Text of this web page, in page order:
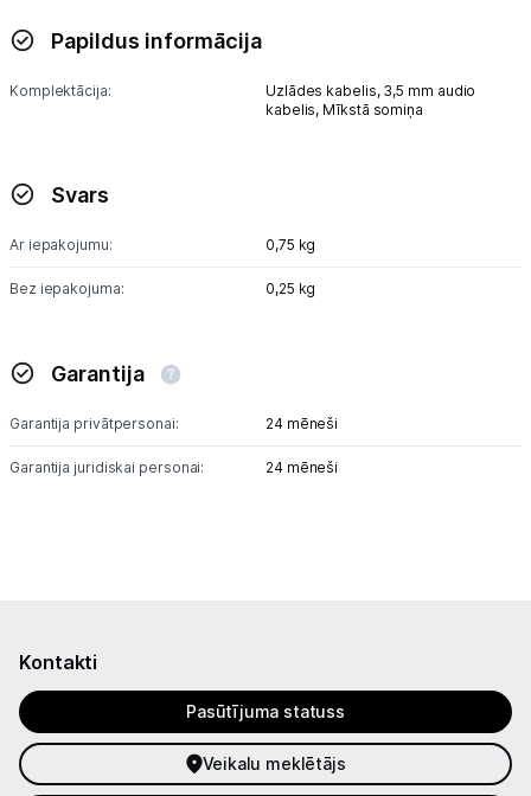
Papildus informācija
Komplektācija: Uzlādes kabelis, 3,5 mm audio
kabelis, Mīkstā somiņa
Svars
Ar iepakojumu: 0,75 kg
Bez iepakojuma: 0,25 kg
Garantija
Garantija privātpersonai: 24 mēneši
Garantija juridiskai personai: 24 mēneši
Kontakti
Pasūtījuma statuss
Veikalu meklētājs